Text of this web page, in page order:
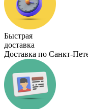
Быстрая
доставка
Доставка по Санкт-